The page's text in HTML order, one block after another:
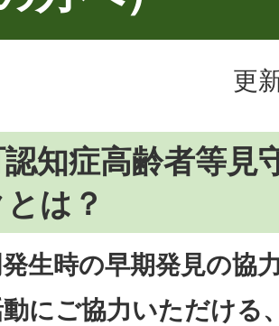
更
知症高齢者等見
は？
生時の早期発見の協
動にご協力いただける